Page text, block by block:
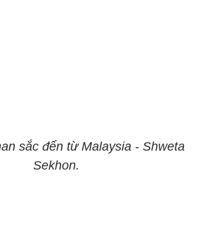
sắc đến từ Malaysia - Shweta
Sekhon.